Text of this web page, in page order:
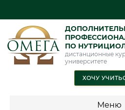
ПО
дистанционные
университете
ХОЧУ
Меню